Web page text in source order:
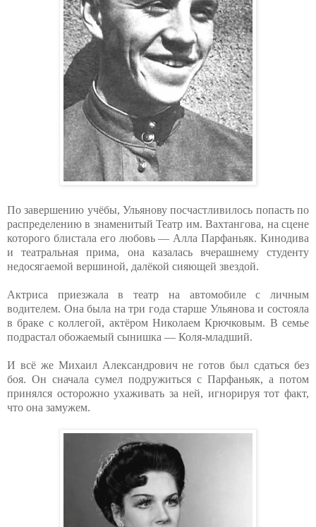
По завершению учёбы, Ульянову посчастливилось попасть по
распределению в знаменитый Театр им. Вахтангова, на сцене
которого блистала его любовь — Алла Парфаньяк. Кинодива
и театральная прима, она казалась вчерашнему студенту
недосягаемой вершиной, далёкой сияющей звездой.
Актриса приезжала в театр на автомобиле с личным
водителем. Она была на три года старше Ульянова и состояла
в браке с коллегой, актёром Николаем Крючковым. В семье
подрастал обожаемый сынишка — Коля-младший.
И всё же Михаил Александрович не готов был сдаться без
боя. Он сначала сумел подружиться с Парфаньяк, а потом
принялся осторожно ухаживать за ней, игнорируя тот факт,
что она замужем.